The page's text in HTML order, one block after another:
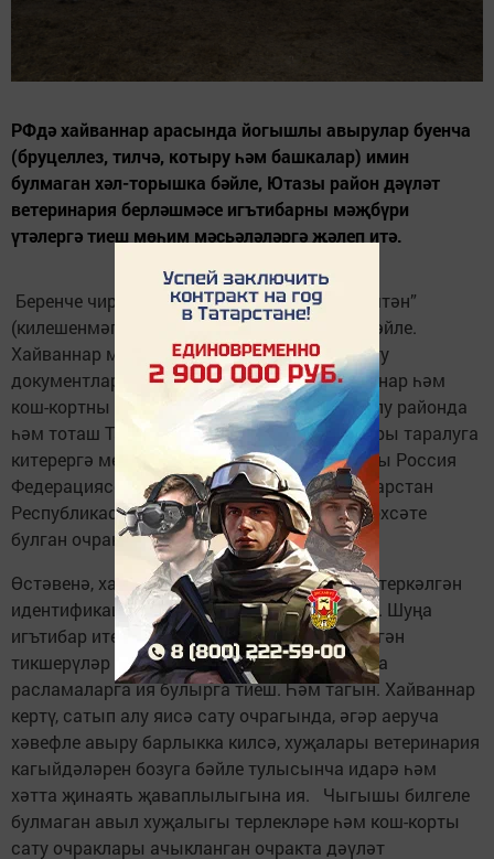
РФдә хайваннар арасында йогышлы авырулар буенча
(бруцеллез, тилчә, котыру һәм башкалар) имин
булмаган хәл-торышка бәйле, Ютазы район дәүләт
ветеринария берләшмәсе игътибарны мәҗбүри
үтәлергә тиеш мөһим мәсьәләләргә җәлеп итә.
Беренче чиратта, бу терлекләрне «тәгәрмәчтән”
(килешенмәгән сату) сатып алуны тыюга бәйле.
Хайваннар мотлак тамгалы, ветеринар-озату
документлары белән булырга тиеш. Хайваннар һәм
кош-кортны килешмичә, рөхсәтсез сатып алу районда
һәм тоташ Татарстанда инфекция авырулары таралуга
китерергә мөмкин. Гражданнар хайваннарны Россия
Федерациясенең башка төбәкләреннән Татарстан
Республикасы Баш ветеринария идарәсе рөхсәте
булган очракта гына кайтара ала.
Өстәвенә, хайваннар «Хорриот» ФГИСында теркәлгән
идентификация номерына ия булырга тиеш. Шуңа
игътибар итегез, хайваннар барлык үткәрелгән
тикшерүләр һәм вакцинацияләүләр турында
расламаларга ия булырга тиеш. Һәм тагын. Хайваннар
кертү, сатып алу яисә сату очрагында, әгәр аеруча
хәвефле авыру барлыкка килсә, хуҗалары ветеринария
кагыйдәләрен бозуга бәйле тулысынча идарә һәм
хәтта җинаять җаваплылыгына ия. Чыгышы билгеле
булмаган авыл хуҗалыгы терлекләре һәм кош-корты
сату очраклары ачыкланган очракта дәүләт